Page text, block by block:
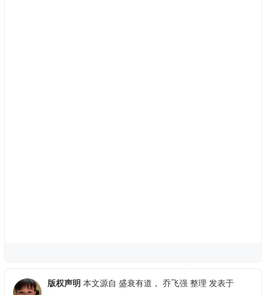
版权声明 本文源自 盛衰有道 ， 乔飞强 整理 发表于